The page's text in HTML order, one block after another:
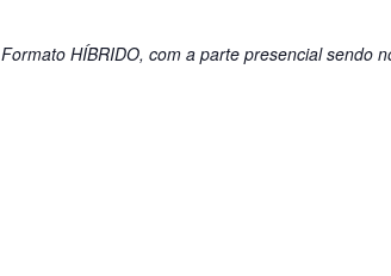
Formato HÍBRIDO, com a parte presencial sendo